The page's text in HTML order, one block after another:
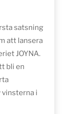
satsning
att lansera
JOYNA.
bli en
vinsterna i